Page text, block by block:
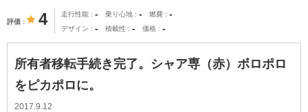
評価 4 走行性能 - 乗り心地 - 燃費 -
デザイン - 積載性 - 価格 -
所有者移転手続き完了。シャア専（赤）ボロポロ
をピカポロに。
2017.9.12